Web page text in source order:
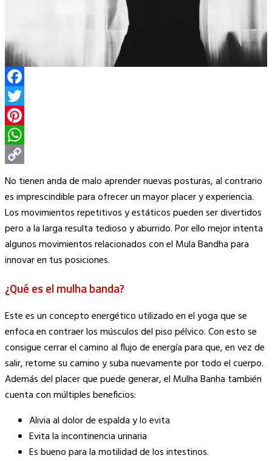
Facebook
Twitter
Pinterest
WhatsApp
Copy
Link
No tienen anda de malo aprender nuevas posturas, al contrario
es imprescindible para ofrecer un mayor placer y experiencia.
Los movimientos repetitivos y estáticos pueden ser divertidos
pero a la larga resulta tedioso y aburrido. Por ello mejor intenta
algunos movimientos relacionados con el Mula Bandha para
innovar en tus posiciones.
¿Qué es el mulha banda?
Este es un concepto energético utilizado en el yoga que se
enfoca en contraer los músculos del piso pélvico. Con esto se
consigue cerrar el camino al flujo de energía para que, en vez de
salir, retome su camino y suba nuevamente por todo el cuerpo.
Además del placer que puede generar, el Mulha Banha también
cuenta con múltiples beneficios:
Alivia al dolor de espalda y lo evita
Evita la incontinencia urinaria
Es bueno para la motilidad de los intestinos.